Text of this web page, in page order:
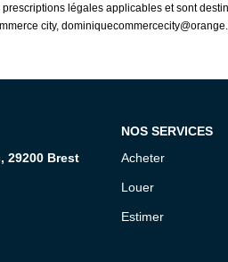
légales applicables et sont
city,
29200 Brest
NOS SERVICES
Acheter
Louer
Estimer